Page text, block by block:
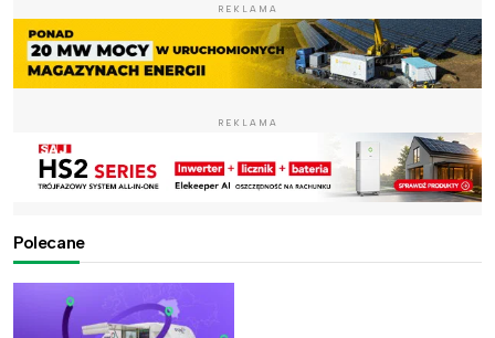
REKLAMA
REKLAMA
Polecane